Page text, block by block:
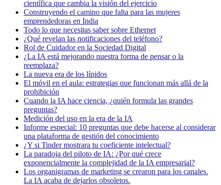
científica que cambia la visión del ejercicio
Construyendo el camino que falta para las mujeres
emprendedoras en India
Todo lo que necesitas saber sobre Ethernet
¿Qué revelan las notificaciones del teléfono?
Rol de Cuidador en la Sociedad Digital
¿La IA está mejorando nuestra forma de pensar o la
reemplaza?
La nueva era de los lípidos
El móvil en el aula: estrategias que funcionan más allá de la
prohibición
Cuando la IA hace ciencia, ¿quién formula las grandes
preguntas?
Medición del uso en la era de la IA
Informe especial: 10 preguntas que debe hacerse al considerar
una plataforma de gestión del conocimiento
¿Y si Tinder mostrara tu coeficiente intelectual?
La paradoja del piloto de IA: ¿Por qué crece
exponencialmente la complejidad de la IA empresarial?
Los organigramas de marketing se crearon para los canales.
La IA acaba de dejarlos obsoletos.